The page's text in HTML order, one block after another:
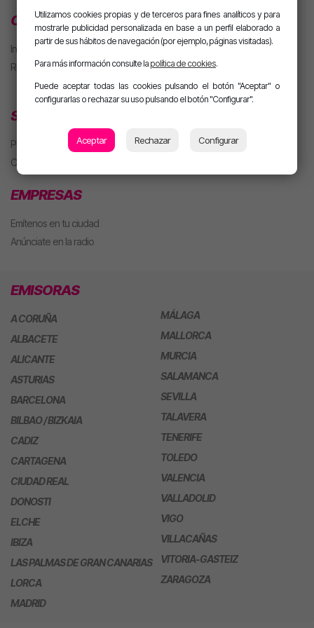
CLUB MOTIVA
Iniciar sesión
Regístrate
SECCIONES
Playlist
Concursos
EMPRESAS
Emítenos en tu ciudad
Anúnciate en la radio
EMISORAS
A CORUÑA
ALBACETE
ALICANTE
ASTURIAS
BARCELONA
BILBAO / BIZKAIA
CADIZ
CARTAGENA
CIUDAD REAL
DONOSTI
ELCHE
IBIZA
LAS PALMAS DE GRAN CANARIAS
LORCA
MADRID
MÁLAGA
MALLORCA
MURCIA
SALAMANCA
SEVILLA
TALAVERA
TENERIFE
TOLEDO
VALENCIA
VALLADOLID
VIGO
VILLACAÑAS
VITORIA-GASTEIZ
ZARAGOZA
Utilizamos cookies propias y de terceros para fines analíticos y para
mostrarle publicidad personalizada en base a un perfil elaborado a
partir de sus hábitos de navegación (por ejemplo, páginas visitadas).
Para más información consulte la política de cookies.
Puede aceptar todas las cookies pulsando el botón "Aceptar" o
configurarlas o rechazar su uso pulsando el botón "Configurar".
Aceptar Rechazar Configurar